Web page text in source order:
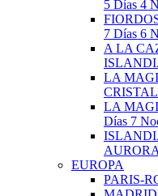
5 Días 4
7 Días 6
A LA
LA
LA
Días 7
EUROPA
PARIS-